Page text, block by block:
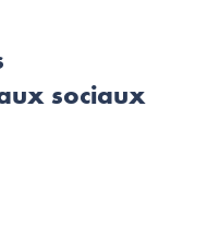
sociaux